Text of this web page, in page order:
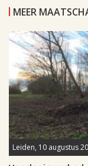
MEER
Leiden, 10 augustus